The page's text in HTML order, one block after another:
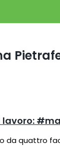
lavoro:
da quattro